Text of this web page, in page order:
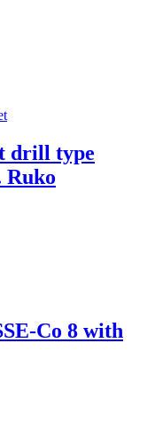
drill type
Ruko
Co 8 with